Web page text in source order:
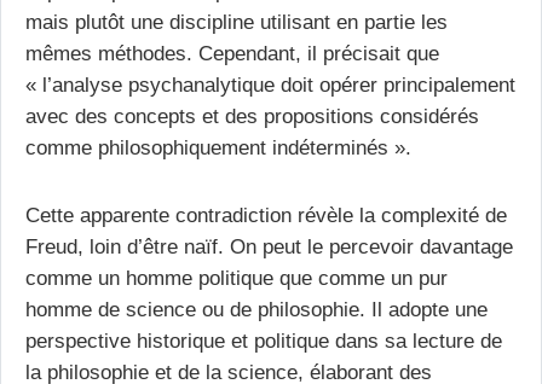
mais plutôt une discipline utilisant en partie les
mêmes méthodes. Cependant, il précisait que
« l’analyse psychanalytique doit opérer principalement
avec des concepts et des propositions considérés
comme philosophiquement indéterminés ».
Cette apparente contradiction révèle la complexité de
Freud, loin d’être naïf. On peut le percevoir davantage
comme un homme politique que comme un pur
homme de science ou de philosophie. Il adopte une
perspective historique et politique dans sa lecture de
la philosophie et de la science, élaborant des